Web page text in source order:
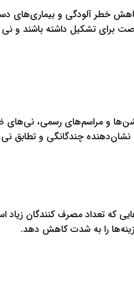
کاهش خطر آلودگی و
تشکیل داشته باشند و نی
و مراسم‌های رسمی،
چندگانگی و تطابق
که تعداد مصرف کنندگان
را به شدت کاهش دهد.